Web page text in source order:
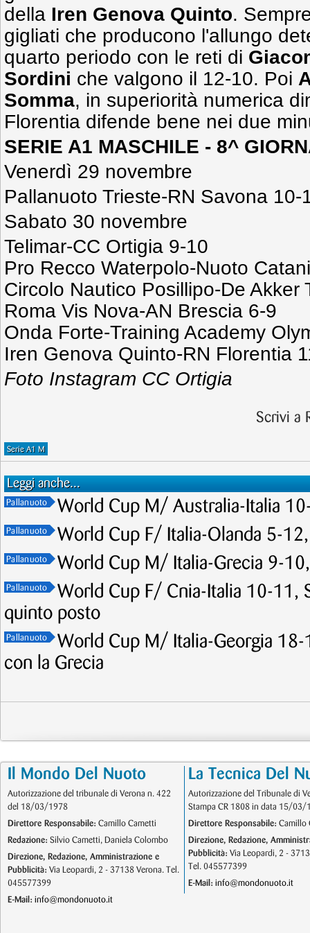
della Iren Genova Quinto.
gigliati che producono l'allungo
quarto periodo con le reti di
Sordini che valgono il 12-10. Poi
Somma, in superiorità numerica
Florentia difende bene nei due
SERIE A1 MASCHILE - 8^
Venerdì 29 novembre
Pallanuoto Trieste-RN Savona 10-
Sabato 30 novembre
Telimar-CC Ortigia 9-10
Pro Recco Waterpolo-Nuoto
Circolo Nautico Posillipo-De Akker
Roma Vis Nova-AN Brescia 6-9
Onda Forte-Training Academy
Iren Genova Quinto-RN Florentia
Foto Instagram CC Ortigia
Scrivi a
Serie A1 M
Leggi anche...
Pallanuoto World Cup M/ Australia-Italia
Pallanuoto World Cup F/ Italia-Olanda 5-
Pallanuoto World Cup M/ Italia-Grecia 9-
Pallanuoto
World Cup F/ Cnia-Italia 10-11,
quinto posto
Pallanuoto
World Cup M/ Italia-Georgia
con la Grecia
Il Mondo Del Nuoto
Autorizzazione del tribunale di Verona n. 422
del 18/03/1978
Direttore Responsabile: Camillo Cametti
Redazione: Silvio Cametti, Daniela Colombo
Direzione, Redazione, Amministrazione e
Pubblicità: Via Leopardi, 2 - 37138 Verona. Tel.
045577399
E-Mail: info@mondonuoto.it
La Tecnica Del
Autorizzazione del Tribunale di
Stampa CR 1808 in data 15/03/
Direttore Responsabile: Camillo
Direzione, Redazione,
Pubblicità: Via Leopardi, 2 -
Tel. 045577399
E-Mail: info@mondonuoto.it